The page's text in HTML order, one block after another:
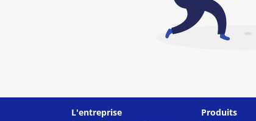
L'entreprise
Produits